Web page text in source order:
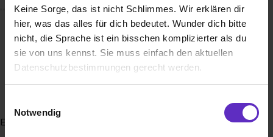
Keine Sorge, das ist nicht Schlimmes. Wir erklären dir
hier, was das alles für dich bedeutet. Wunder dich bitte
nicht, die Sprache ist ein bisschen komplizierter als du
sie von uns kennst. Sie muss einfach den aktuellen
Datenschutzbestimmungen gerecht werden.
Notwendig
Wusstest du schon, dass...
wir in unseren 9 Tochtergesellschaften sowohl im Bereich
Flugzeugbau und -wartung, im Umwelt- und
Ingenieurbereich, Schienenfahrzeugbau, Entwicklung und
artverwandte Branchen, umweltgerechter Entsorgung von
Explosivstoffen, Sanierung von Industrieanlagen, Herstellung